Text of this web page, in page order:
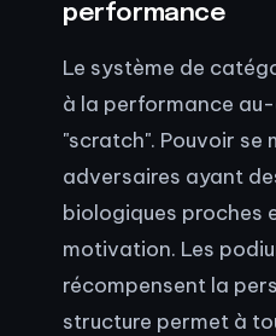
performance
Le système de
à la performance
"scratch". Pouvoir se
adversaires ayant
biologiques proches
motivation. Les
récompensent la
structure permet à